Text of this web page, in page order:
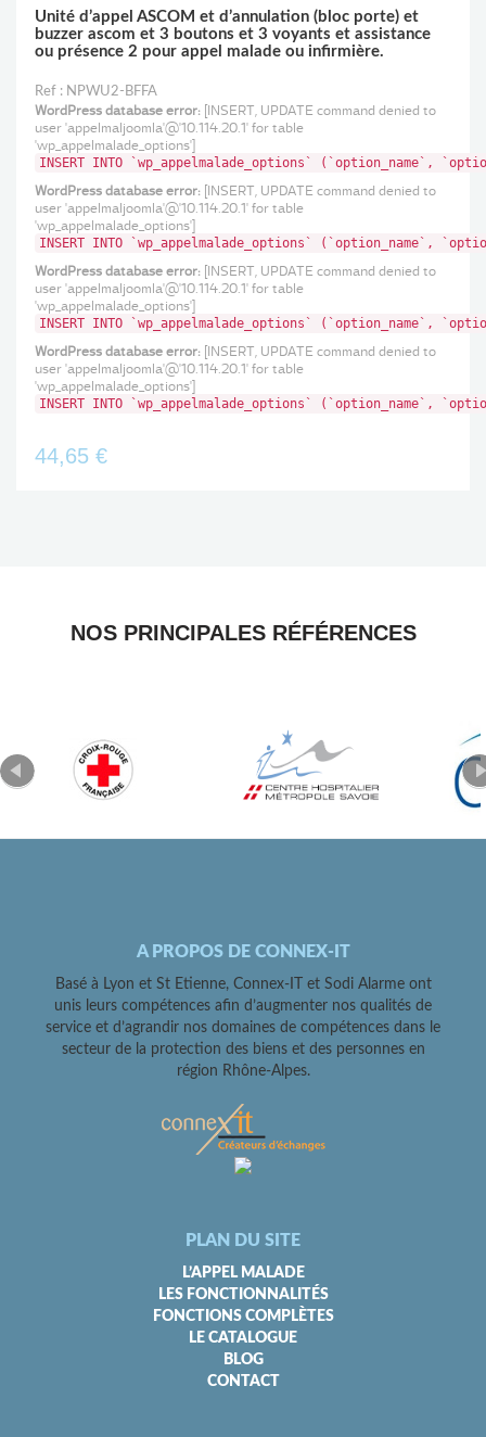
Unité d’appel ASCOM et d’annulation (bloc porte) et
buzzer ascom et 3 boutons et 3 voyants et assistance
ou présence 2 pour appel malade ou infirmière.
Ref : NPWU2-BFFA
WordPress database error: [INSERT, UPDATE command denied to
user 'appelmaljoomla'@'10.114.20.1' for table
'wp_appelmalade_options']
INSERT INTO `wp_appelmalade_options` (`option_name`,
WordPress database error: [INSERT, UPDATE command denied to
user 'appelmaljoomla'@'10.114.20.1' for table
'wp_appelmalade_options']
INSERT INTO `wp_appelmalade_options` (`option_name`,
WordPress database error: [INSERT, UPDATE command denied to
user 'appelmaljoomla'@'10.114.20.1' for table
'wp_appelmalade_options']
INSERT INTO `wp_appelmalade_options` (`option_name`,
WordPress database error: [INSERT, UPDATE command denied to
user 'appelmaljoomla'@'10.114.20.1' for table
'wp_appelmalade_options']
INSERT INTO `wp_appelmalade_options` (`option_name`,
44,65 €
NOS PRINCIPALES RÉFÉRENCES
A PROPOS DE CONNEX-IT
Basé à Lyon et St Etienne, Connex-IT et Sodi Alarme ont
unis leurs compétences afin d’augmenter nos qualités de
service et d’agrandir nos domaines de compétences dans le
secteur de la protection des biens et des personnes en
région Rhône-Alpes.
PLAN DU SITE
L’APPEL MALADE
LES FONCTIONNALITÉS
FONCTIONS COMPLÈTES
LE CATALOGUE
BLOG
CONTACT